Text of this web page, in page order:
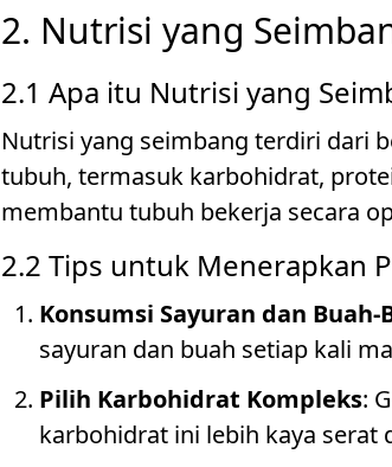
2. Nutrisi yang
2.1 Apa itu Nutrisi yang
Nutrisi yang seimbang terdiri dari
tubuh, termasuk karbohidrat,
membantu tubuh bekerja secara
2.2 Tips untuk Menerapkan
Konsumsi Sayuran dan Buah-
sayuran dan buah setiap kali
Pilih Karbohidrat Kompleks:
karbohidrat ini lebih kaya serat